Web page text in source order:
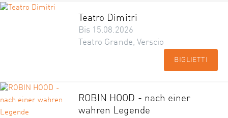
Teatro Dimitri
Bis 15.08.2026
Teatro Grande, Verscio
BIGLIETTI
ROBIN HOOD - nach einer
wahren Legende